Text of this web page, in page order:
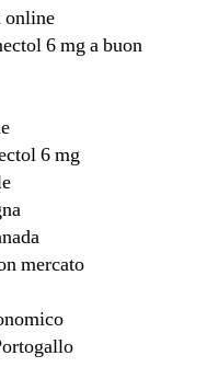
online
6 mg a buon
6 mg
mercato